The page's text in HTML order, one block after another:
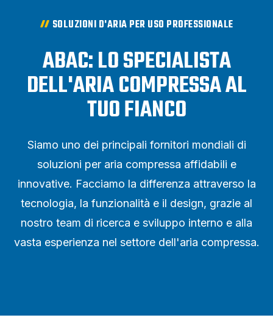
SOLUZIONI D'ARIA PER USO PROFESSIONALE
ABAC: LO SPECIALISTA
DELL'ARIA COMPRESSA AL
TUO FIANCO
Siamo uno dei principali fornitori mondiali di
soluzioni per aria compressa affidabili e
innovative. Facciamo la differenza attraverso la
tecnologia, la funzionalità e il design, grazie al
nostro team di ricerca e sviluppo interno e alla
vasta esperienza nel settore dell'aria compressa.